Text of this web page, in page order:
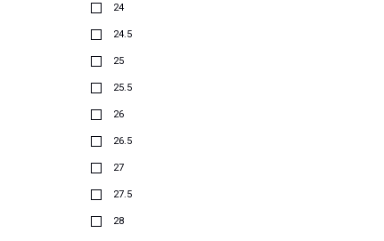
24
24.5
25
25.5
26
26.5
27
27.5
28